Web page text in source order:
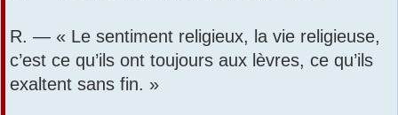
R. — « Le sentiment religieux, la vie religieuse,
c’est ce qu’ils ont toujours aux lèvres, ce qu’ils
exaltent sans fin. »